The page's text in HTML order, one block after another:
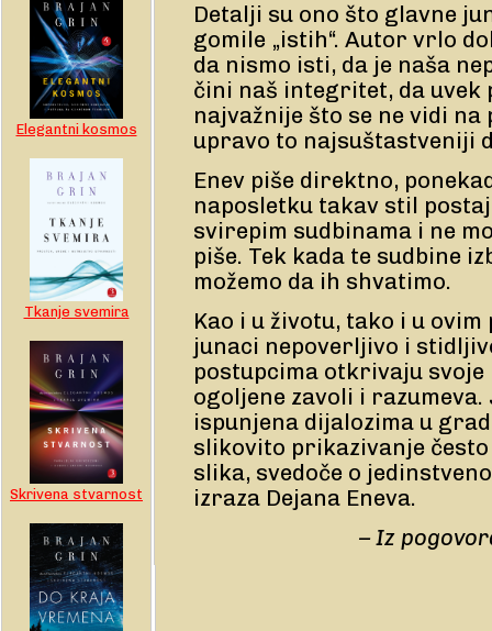
Elegantni kosmos
Tkanje svemira
Skrivena stvarnost
Detalji su ono što glavne
gomile „istih“. Autor vrlo
da nismo isti, da je naša
čini naš integritet, da uvek
najvažnije što se ne vidi
upravo to najsuštastveniji
Enev piše direktno,
naposletku takav stil
svirepim sudbinama i ne
piše. Tek kada te sudbine
možemo da ih shvatimo.
Kao i u životu, tako i u
junaci nepoverljivo i
postupcima otkrivaju
ogoljene zavoli i
ispunjena dijalozima u
slikovito prikazivanje
slika, svedoče o
izraza Dejana Eneva.
– Iz